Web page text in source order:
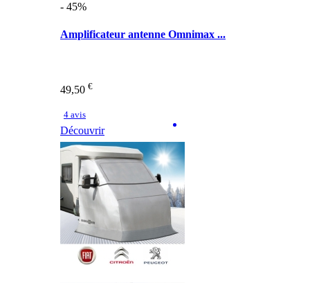
- 45%
Amplificateur antenne Omnimax ...
49,50 €
4 avis
Découvrir